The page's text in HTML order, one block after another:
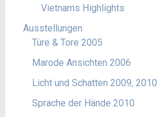
Vietnams Highlights
Ausstellungen
Türe & Tore 2005
Marode Ansichten 2006
Licht und Schatten 2009, 2010
Sprache der Hände 2010